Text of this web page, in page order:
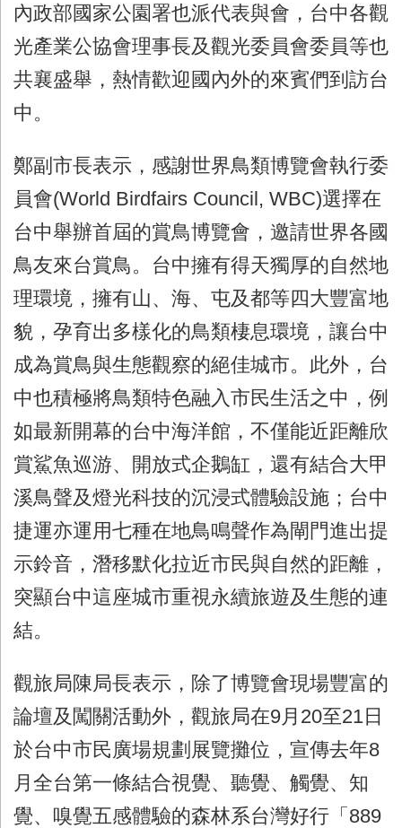
內政部國家公園署也派代表與會，台中各觀
光產業公協會理事長及觀光委員會委員等也
共襄盛舉，熱情歡迎國內外的來賓們到訪台
中。
鄭副市長表示，感謝世界鳥類博覽會執行委
員會(World Birdfairs Council, WBC)選擇在
台中舉辦首屆的賞鳥博覽會，邀請世界各國
鳥友來台賞鳥。台中擁有得天獨厚的自然地
理環境，擁有山、海、屯及都等四大豐富地
貌，孕育出多樣化的鳥類棲息環境，讓台中
成為賞鳥與生態觀察的絕佳城市。此外，台
中也積極將鳥類特色融入市民生活之中，例
如最新開幕的台中海洋館，不僅能近距離欣
賞鯊魚巡游、開放式企鵝缸，還有結合大甲
溪鳥聲及燈光科技的沉浸式體驗設施；台中
捷運亦運用七種在地鳥鳴聲作為閘門進出提
示鈴音，潛移默化拉近市民與自然的距離，
突顯台中這座城市重視永續旅遊及生態的連
結。
觀旅局陳局長表示，除了博覽會現場豐富的
論壇及闖關活動外，觀旅局在9月20至21日
於台中市民廣場規劃展覽攤位，宣傳去年8
月全台第一條結合視覺、聽覺、觸覺、知
覺、嗅覺五感體驗的森林系台灣好行「889